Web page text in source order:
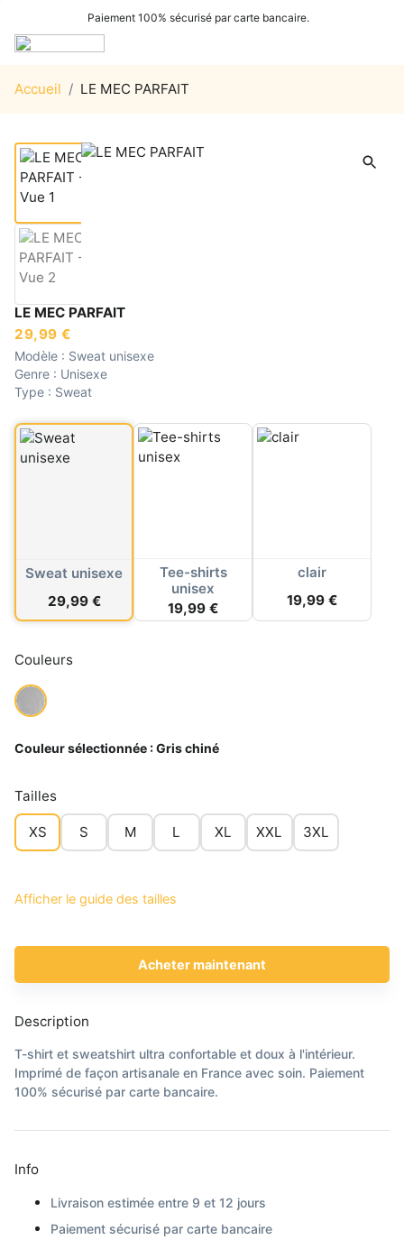
Paiement 100% sécurisé par carte bancaire.
Accueil / LE MEC PARFAIT
LE MEC PARFAIT
29,99 €
Modèle : Sweat unisexe
Genre : Unisexe
Type : Sweat
Sweat unisexe
29,99 €
Tee-shirts
unisex
19,99 €
clair
19,99 €
Couleurs
Couleur sélectionnée :Gris chiné
Tailles
XS S M L XL XXL 3XL
Afficher le guide des tailles
Acheter maintenant
Description
T-shirt et sweatshirt ultra confortable et doux à l'intérieur.
Imprimé de façon artisanale en France avec soin. Paiement
100% sécurisé par carte bancaire.
Info
Livraison estimée entre 9 et 12 jours
Paiement sécurisé par carte bancaire